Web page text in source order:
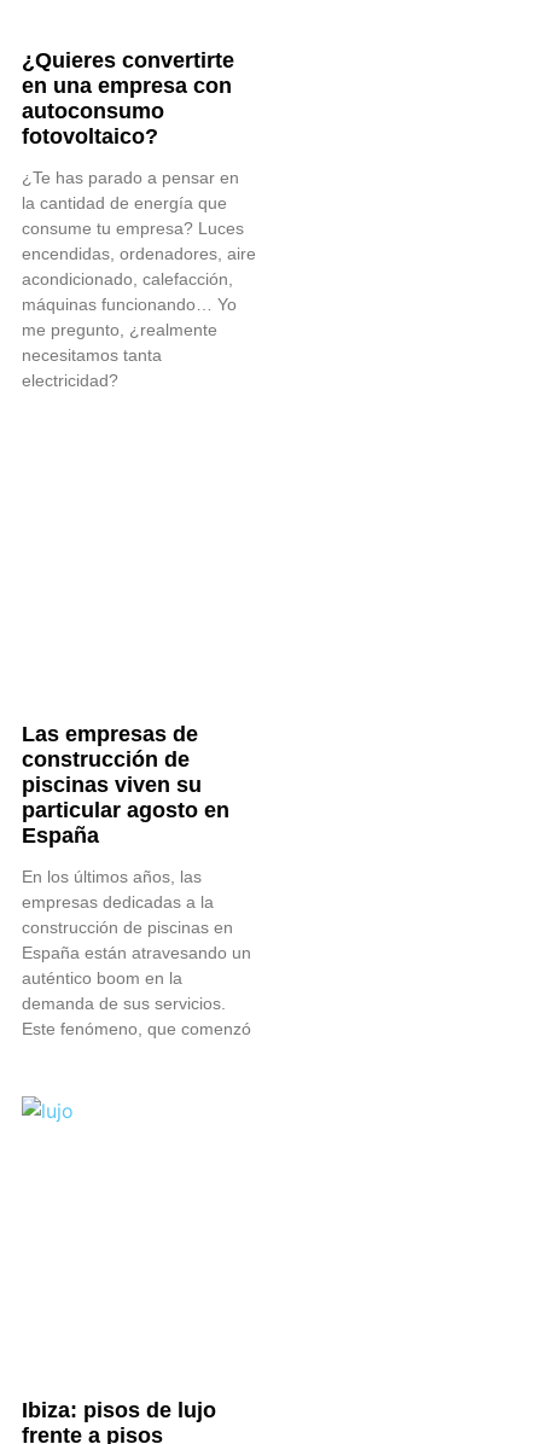
¿Quieres convertirte
en una empresa con
autoconsumo
fotovoltaico?
¿Te has parado a pensar en
la cantidad de energía que
consume tu empresa? Luces
encendidas, ordenadores, aire
acondicionado, calefacción,
máquinas funcionando… Yo
me pregunto, ¿realmente
necesitamos tanta
electricidad?
Las empresas de
construcción de
piscinas viven su
particular agosto en
España
En los últimos años, las
empresas dedicadas a la
construcción de piscinas en
España están atravesando un
auténtico boom en la
demanda de sus servicios.
Este fenómeno, que comenzó
Ibiza: pisos de lujo
frente a pisos